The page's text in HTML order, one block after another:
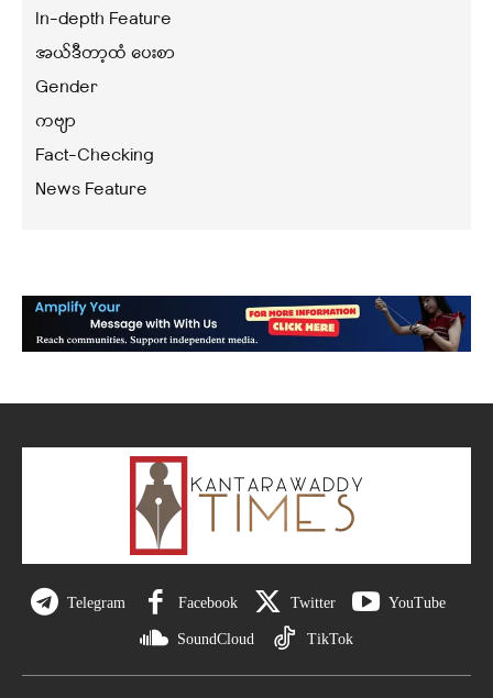
In-depth Feature
အယ်ဒီတာ့ထံ ပေးစာ
Gender
ကဗျာ
Fact-Checking
News Feature
Telegram Facebook Twitter YouTube
SoundCloud TikTok